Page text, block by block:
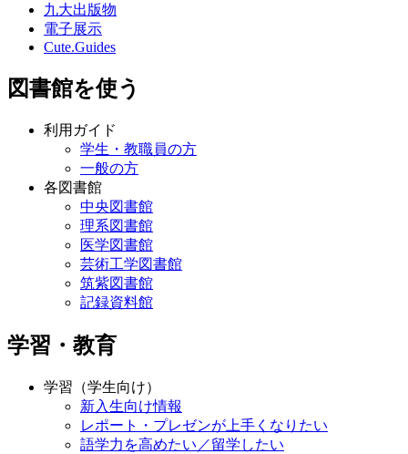
九大出版物
電子展示
Cute.Guides
図書館を使う
利用ガイド
学生・教職員の方
一般の方
各図書館
中央図書館
理系図書館
医学図書館
芸術工学図書館
筑紫図書館
記録資料館
学習・教育
学習（学生向け）
新入生向け情報
レポート・プレゼンが上手くなりたい
語学力を高めたい／留学したい